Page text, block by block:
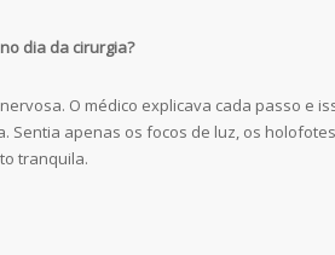
dia da cirurgia?
O médico explicava cada passo e
Sentia apenas os focos de luz, os
tranquila.